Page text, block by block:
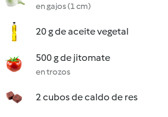
en gajos (1 cm)
20 g de aceite vegetal
500 g de jitomate
en trozos
2 cubos de caldo de res